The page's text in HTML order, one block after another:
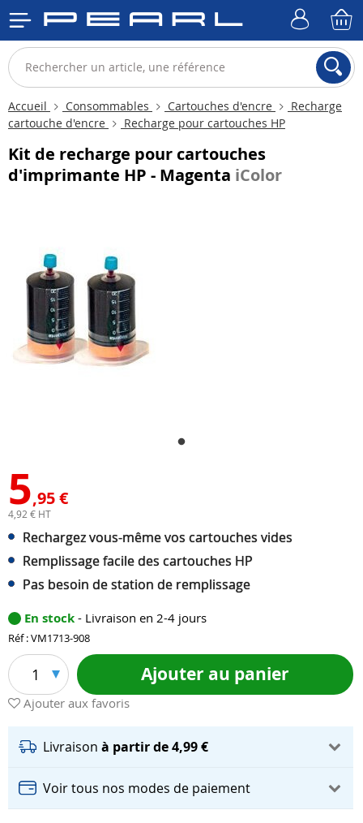
Accueil Consommables Cartouches d'encre
Recharge
cartouche d'encre
Recharge pour cartouches HP
Kit de recharge pour cartouches
d'imprimante HP - Magenta iColor
5,95 €
4,92 € HT
Rechargez vous-même vos cartouches vides
Remplissage facile des cartouches HP
Pas besoin de station de remplissage
En stock - Livraison en 2-4 jours
Réf : VM1713-908
1 Ajouter au panier
Ajouter aux favoris
Livraison à partir de 4,99 €
Voir tous nos modes de paiement